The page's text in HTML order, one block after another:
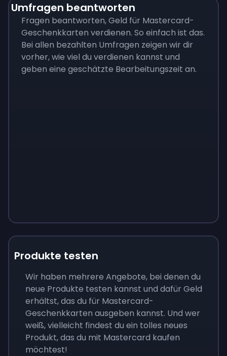
Umfragen beantworten
Fragen beantworten, Geld für Mastercard-
Geschenkkarten verdienen. So einfach ist das.
Bei allen bezahlten Umfragen zeigen wir dir
vorher, wie viel du verdienen kannst und
geben eine geschätzte Bearbeitungszeit an.
Produkte testen
Wir haben mehrere Angebote, bei denen du
neue Produkte testen kannst und dafür Geld
erhältst, das du für Mastercard-
Geschenkkarten ausgeben kannst. Und wer
weiß, vielleicht findest du ein tolles neues
Produkt, das du mit Mastercard kaufen
möchtest!